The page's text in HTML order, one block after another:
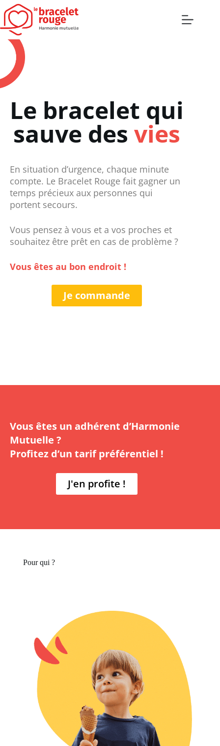
Le bracelet qui
sauve desvies
En situation d’urgence, chaque minute
compte. Le Bracelet Rouge fait gagner un
temps précieux aux personnes qui
portent secours.
Vous pensez à vous et a vos proches et
souhaitez être prêt en cas de problème ?
Vous êtes au bon endroit !
Je commande
Vous êtes un adhérent d’Harmonie
Mutuelle ?
Profitez d’un tarif préférentiel !
J'en profite !
Pour qui ?